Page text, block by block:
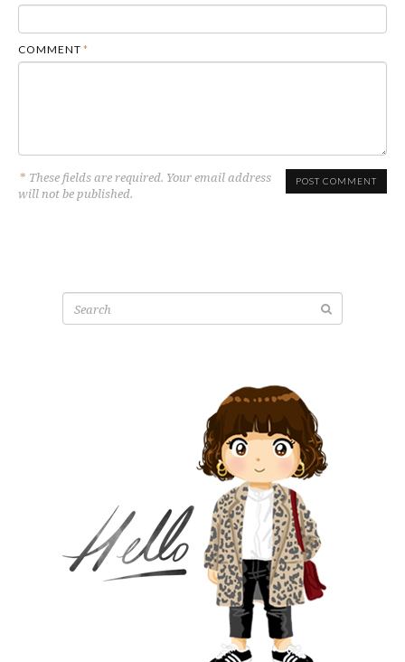
COMMENT *
* These fields are required. Your email address
will not be published.
Search
for: